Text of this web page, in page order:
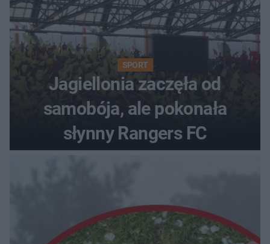
SPORT
Jagiellonia zaczęła od
samobója, ale pokonała
słynny Rangers FC